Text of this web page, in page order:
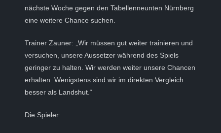
nächste Woche gegen den Tabellenneunten Nürnberg
eine weitere Chance suchen.
Trainer Zauner: „Wir müssen gut weiter trainieren und
versuchen, unsere Aussetzer während des Spiels
geringer zu halten. Wir werden weiter unsere Chancen
erhalten. Wenigstens sind wir im direkten Vergleich
besser als Landshut.“
Die Spieler: